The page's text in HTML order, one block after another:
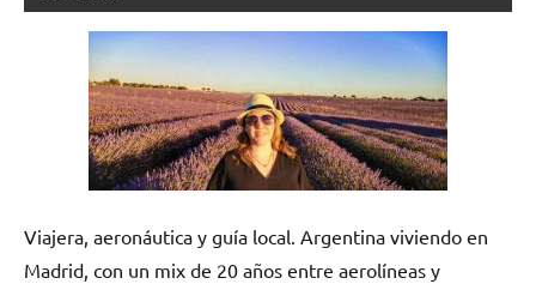
Viajera, aeronáutica y guía local. Argentina viviendo en
Madrid, con un mix de 20 años entre aerolíneas y